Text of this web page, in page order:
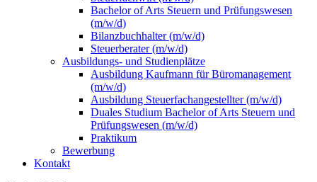
Bachelor of Arts Steuern und Prüfungswesen
(m/w/d)
Bilanzbuchhalter (m/w/d)
Steuerberater (m/w/d)
Ausbildungs- und Studienplätze
Ausbildung Kaufmann für Büromanagement
(m/w/d)
Ausbildung Steuerfachangestellter (m/w/d)
Duales Studium Bachelor of Arts Steuern und
Prüfungswesen (m/w/d)
Praktikum
Bewerbung
Kontakt